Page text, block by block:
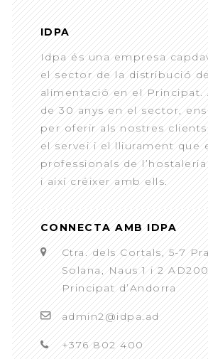
IDPA
Idpa és una empresa
el sector de la distribució
alimentació en el Principat.
de 30 anys en el sector,
per oferir als nostres
el servei i el lliurament que
professionals de
i així créixer amb ells.
CONNECTA AMB IDPA
Ctra. dels Cortals, 5-7
Solana, Naus 1 i 2
Principat d’Andorra
admin2@idpa.ad
+376 802 400